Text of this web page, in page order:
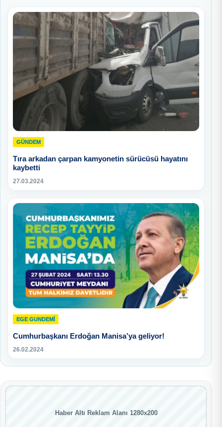
GÜNDEM
Tıra arkadan çarpan kamyonetin sürücüsü hayatını
kaybetti
27.03.2024
EGE GUNDEMİ
Cumhurbaşkanı Erdoğan Manisa’ya geliyor!
26.02.2024
Haber Altı Reklam Alanı 1280x200